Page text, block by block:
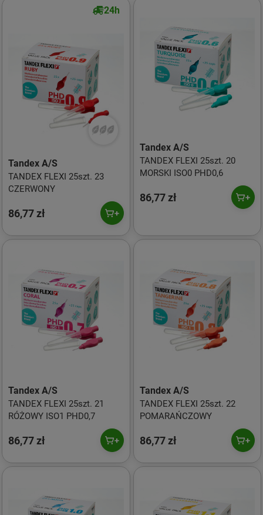
24h
Tandex A/S
TANDEX FLEXI 25szt. 23
CZERWONY
86,77 zł
Tandex A/S
TANDEX FLEXI 25szt. 20
MORSKI ISO0 PHD0,6
86,77 zł
Tandex A/S
TANDEX FLEXI 25szt. 21
RÓŻOWY ISO1 PHD0,7
86,77 zł
Tandex A/S
TANDEX FLEXI 25szt. 22
POMARAŃCZOWY
86,77 zł